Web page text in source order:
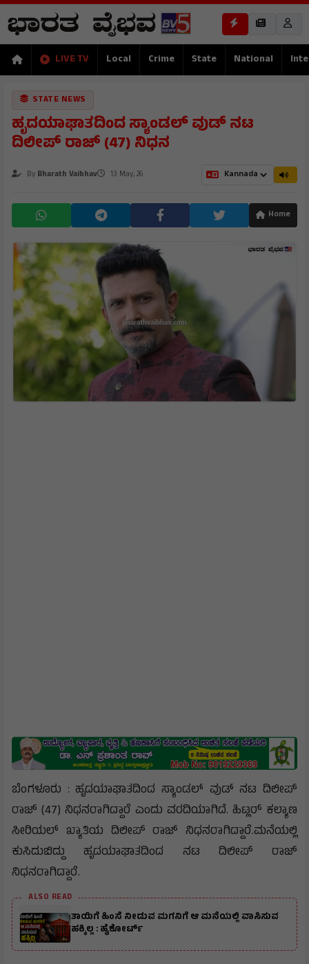
LIVE TV Local Crime State National
STATE NEWS
ಹೃದಯಾಘಾತದಿಂದ ಸ್ಯಾಂಡಲ್ ವುಡ್ ನಟ
ದಿಲೀಪ್ ರಾಜ್ (47) ನಿಧನ
By Bharath Vaibhav 13 May, 26
Home
ಬೆಂಗಳೂರು : ಹೃದಯಾಘಾತದಿಂದ ಸ್ಯಾಂಡಲ್ ವುಡ್ ನಟ ದಿಲೀಪ್
ರಾಜ್ (47) ನಿಧನರಾಗಿದ್ದಾರೆ ಎಂದು ವರದಿಯಾಗಿದೆ. ಹಿಟ್ಲರ್ ಕಲ್ಯಾಣ
ಸೀರಿಯಲ್ ಖ್ಯಾತಿಯ ದಿಲೀಪ್ ರಾಜ್ ನಿಧನರಾಗಿದ್ದಾರೆ.ಮನೆಯಲ್ಲಿ
ಕುಸಿದುಬಿದ್ದು ಹೃದಯಾಘಾತದಿಂದ ನಟ ದಿಲೀಪ್ ರಾಜ್
ನಿಧನರಾಗಿದ್ದಾರೆ.
ALSO READ
ತಾಯಿಗೆ ಹಿಂಸೆ ನೀಡುವ ಮಗನಿಗೆ ಆ ಮನೆಯಲ್ಲಿ ವಾಸಿಸುವ
ಹಕ್ಕಿಲ್ಲ : ಹೈಕೋರ್ಟ್